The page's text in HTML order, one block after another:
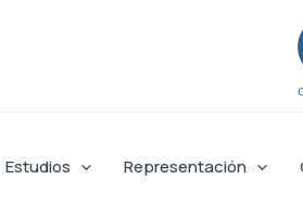
Estudios Representación